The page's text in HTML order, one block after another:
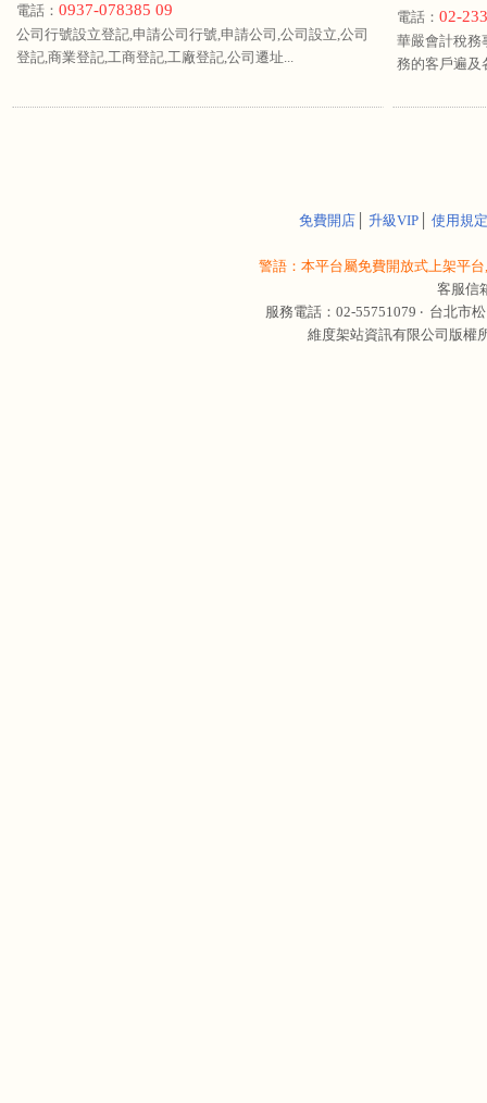
電話： 0937-078385 09
公司行號設立登記,申請公司行號,申請公司,公司設立,公司
登記,商業登記,工商登記,工廠登記,公司遷址...
電話： 02-
華嚴會計稅務
務的客戶遍及
免費開店│ 升級VIP│ 使用規定
警語：本平台屬免費開放式上架平
客服信
服務電話：02-55751079 ‧ 台北市
維度架站資訊有限公司版權